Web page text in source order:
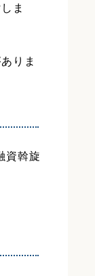
ま
りま
資斡旋